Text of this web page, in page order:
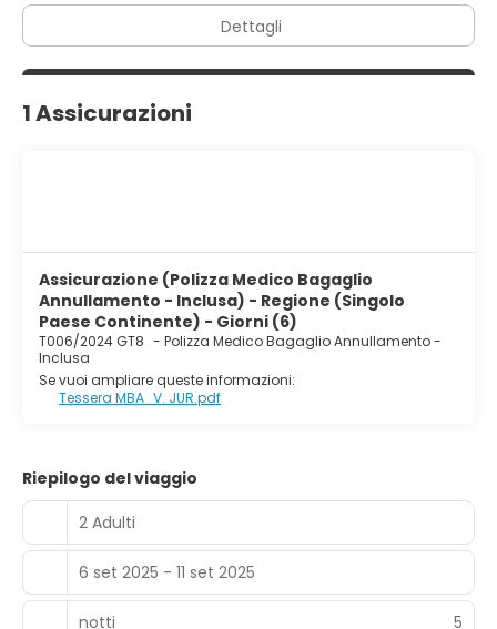
Dettagli
1 Assicurazioni
Assicurazione (Polizza Medico Bagaglio
Annullamento - Inclusa) - Regione (Singolo
Paese Continente) - Giorni (6)
T006/2024 GT8 - Polizza Medico Bagaglio Annullamento -
Inclusa
Se vuoi ampliare queste informazioni:
Tessera MBA_V. JUR.pdf
Riepilogo del viaggio
2 Adulti
6 set 2025 - 11 set 2025
notti 5